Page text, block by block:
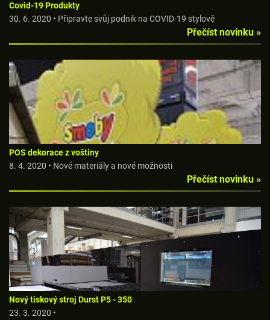
Covid-19 Produkty
30. 6. 2020 • Připravte svůj podnik na COVID-19 stylově
Přečíst novinku »
POS dekorace z voštiny
8. 4. 2020 • Nové materiály a nové možnosti
Přečíst novinku »
Nový tiskový stroj Durst P5 - 350
23. 3. 2020 •